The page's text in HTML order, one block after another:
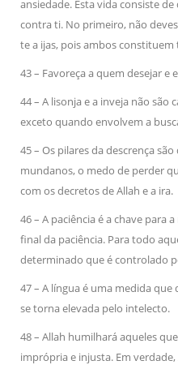
ansiedade. Esta vida consiste
contra ti. No primeiro, não
te a ijas, pois ambos constituem
43 – Favoreça a quem desejar e
44 – A lisonja e a inveja não são
exceto quando envolvem a
45 – Os pilares da descrença
mundanos, o medo de perder
com os decretos de Allah e a ira.
46 – A paciência é a chave para
final da paciência. Para todo
determinado que é controlado
47 – A língua é uma medida
se torna elevada pelo intelecto.
48 – Allah humilhará aqueles
imprópria e injusta. Em